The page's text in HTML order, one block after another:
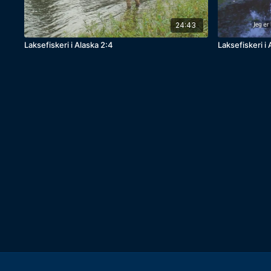
24:43
Laksefiskeri i Alaska 2:4 Laksefiskeri i